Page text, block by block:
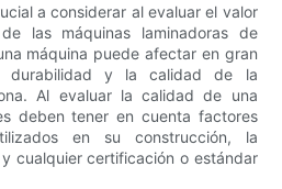
a considerar al evaluar el valor
las máquinas laminadoras de
máquina puede afectar en gran
durabilidad y la calidad de la
Al evaluar la calidad de una
deben tener en cuenta factores
en su construcción, la
cualquier certificación o estándar